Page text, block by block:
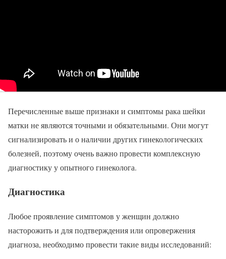
Перечисленные выше признаки и симптомы рака шейки
матки не являются точными и обязательными. Они могут
сигнализировать и о наличии других гинекологических
болезней, поэтому очень важно провести комплексную
диагностику у опытного гинеколога.
Диагностика
Любое проявление симптомов у женщин должно
насторожить и для подтверждения или опровержения
диагноза, необходимо провести такие виды исследований: